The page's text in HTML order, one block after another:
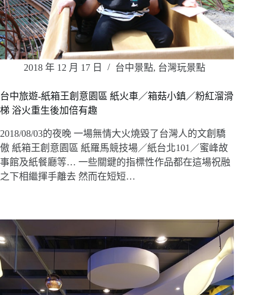
2018 年 12 月 17 日 台中景點, 台灣玩景點
台中旅遊-紙箱王創意園區 紙火車／箱菇小鎮／粉紅溜滑
梯 浴火重生後加倍有趣
2018/08/03的夜晚 一場無情大火燒毀了台灣人的文創驕
傲 紙箱王創意園區 紙羅馬競技場／紙台北101／蜜峰故
事館及紙餐廳等… 一些關鍵的指標性作品都在這場祝融
之下相繼揮手離去 然而在短短…